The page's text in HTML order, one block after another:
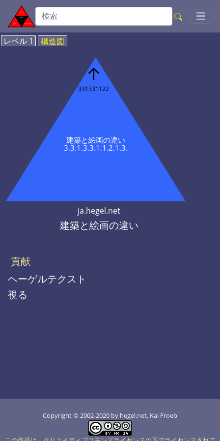
☰
レベル 1 構造図
建築と絵画の違い
3.3.1.3.3.1.1.2.1.3.
↑
331331122
ja.hegel.net
建築と絵画の違い
貢献
ヘーゲルテクスト
視る
Copyright © 2002-2020 by hegel.net, Kai Froeb